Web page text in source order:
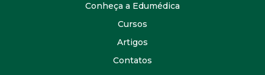
Conheça a Edumédica
Cursos
Artigos
Contatos